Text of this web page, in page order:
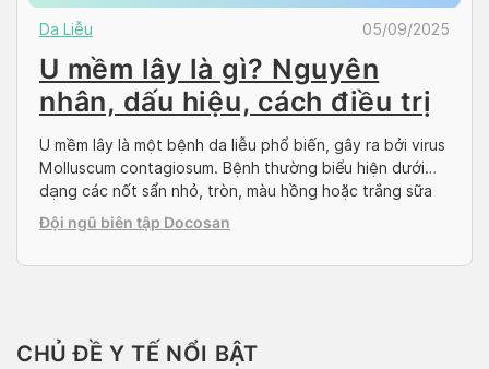
Da Liễu 05/09/2025
U mềm lây là gì? Nguyên
nhân, dấu hiệu, cách điều trị
U mềm lây là một bệnh da liễu phổ biến, gây ra bởi virus
Molluscum contagiosum. Bệnh thường biểu hiện dưới
dạng các nốt sẩn nhỏ, tròn, màu hồng hoặc trắng sữa
trên da. Hiểu rõ về nguyên nhân, triệu chứng và cách
điều trị u mềm lây là điều cần thiết để phòng tránh […]
Đội ngũ biên tập Docosan
CHỦ ĐỀ Y TẾ NỔI BẬT